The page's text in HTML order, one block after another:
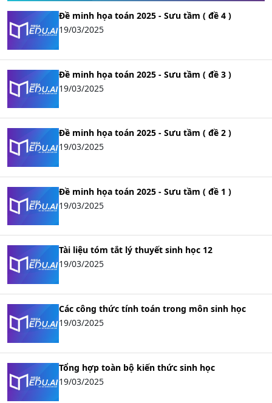
Đề minh họa toán 2025 - Sưu tầm ( đề 4 )
19/03/2025
Đề minh họa toán 2025 - Sưu tầm ( đề 3 )
19/03/2025
Đề minh họa toán 2025 - Sưu tầm ( đề 2 )
19/03/2025
Đề minh họa toán 2025 - Sưu tầm ( đề 1 )
19/03/2025
Tài liệu tóm tắt lý thuyết sinh học 12
19/03/2025
Các công thức tính toán trong môn sinh học
19/03/2025
Tổng hợp toàn bộ kiến thức sinh học
19/03/2025